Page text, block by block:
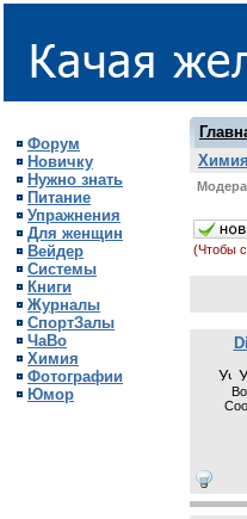
Форум
Новичку
Нужно знать
Питание
Упражнения
Для женщин
Вейдер
Системы
Книги
Журналы
СпортЗалы
ЧаВо
Химия
Фотографии
Юмор
Химия
(Чтобы